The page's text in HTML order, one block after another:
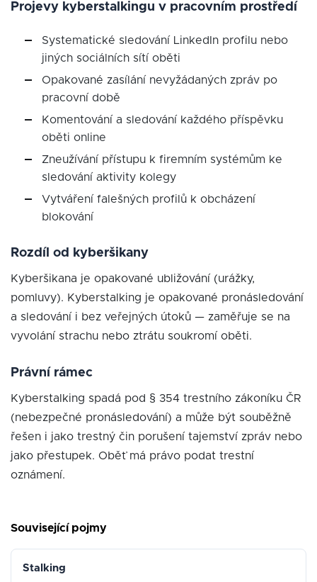
Projevy kyberstalkingu v pracovním prostředí
Systematické sledování LinkedIn profilu nebo
jiných sociálních sítí oběti
Opakované zasílání nevyžádaných zpráv po
pracovní době
Komentování a sledování každého příspěvku
oběti online
Zneužívání přístupu k firemním systémům ke
sledování aktivity kolegy
Vytváření falešných profilů k obcházení
blokování
Rozdíl od kyberšikany
Kyberšikana je opakované ubližování (urážky,
pomluvy). Kyberstalking je opakované pronásledování
a sledování i bez veřejných útoků — zaměřuje se na
vyvolání strachu nebo ztrátu soukromí oběti.
Právní rámec
Kyberstalking spadá pod § 354 trestního zákoníku ČR
(nebezpečné pronásledování) a může být souběžně
řešen i jako trestný čin porušení tajemství zpráv nebo
jako přestupek. Oběť má právo podat trestní
oznámení.
Související pojmy
Stalking